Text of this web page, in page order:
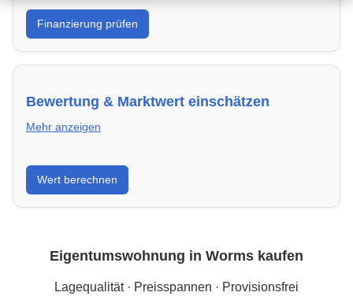
Was kannst du dir leisten? Banken in Worms &
Kredite vergleichen und Förderprogramme optimal
nutzen.
Finanzierung prüfen
Bewertung & Marktwert einschätzen
Mehr anzeigen
Kaufpreis einordnen, Vergleichsobjekte in Worms
verstehen und Risiken minimieren – kompakt erklärt.
Wert berechnen
Eigentumswohnung in Worms kaufen
Lagequalität · Preisspannen · Provisionsfrei